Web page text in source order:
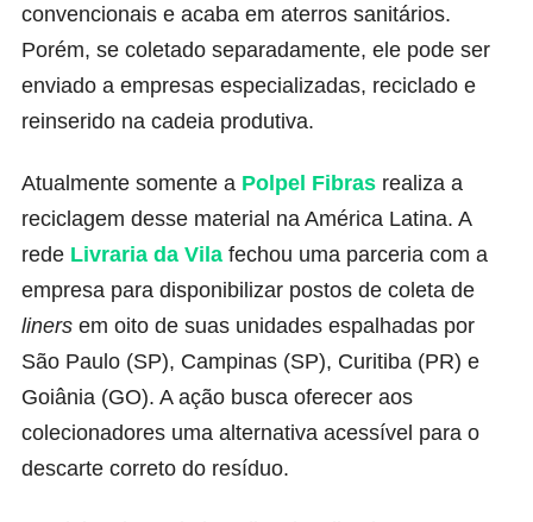
convencionais e acaba em aterros sanitários.
Porém, se coletado separadamente, ele pode ser
enviado a empresas especializadas, reciclado e
reinserido na cadeia produtiva.
Atualmente somente a Polpel Fibras realiza a
reciclagem desse material na América Latina. A
rede Livraria da Vila fechou uma parceria com a
empresa para disponibilizar postos de coleta de
liners em oito de suas unidades espalhadas por
São Paulo (SP), Campinas (SP), Curitiba (PR) e
Goiânia (GO). A ação busca oferecer aos
colecionadores uma alternativa acessível para o
descarte correto do resíduo.